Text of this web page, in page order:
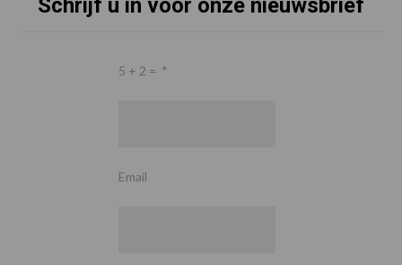
Schrijf u in voor onze nieuwsbrief
5 + 2 = *
Email